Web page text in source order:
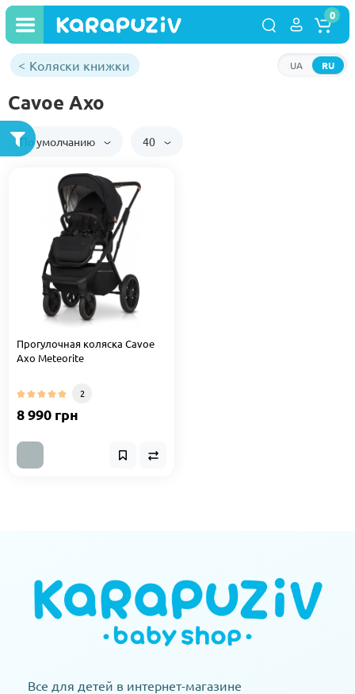
RU
UA
0
Коляски книжки
Cavoe Axo
По умолчанию 40
Прогулочная коляска Cavoe
Axo Meteorite
2
8 990 грн
Все для детей в интернет-магазине